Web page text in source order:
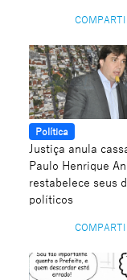
Política
Justiça anula
Paulo Henrique
restabelece seus
políticos